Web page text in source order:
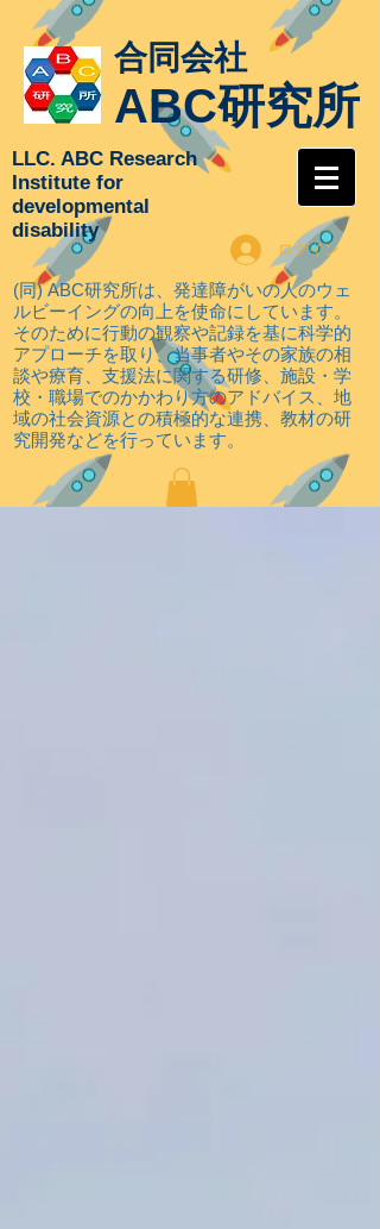
合同会社
ABC研究所
LLC. ABC Research
Institute for
developmental
disability
ログイン
(同) ABC研究所は、発達障がいの人のウェ
ルビーイングの向上を使命にしています。
そのために行動の観察や記録を基に科学的
アプローチを取り、当事者やその家族の相
談や療育、支援法に関する研修、施設・学
校・職場でのかかわり方のアドバイス、地
域の社会資源との積極的な連携、教材の研
究開発などを行っています。